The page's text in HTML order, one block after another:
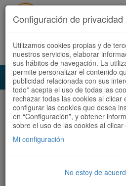
Acceder Registrate ahora
Audioruta Todas las rutas
Todas las rutas
Filtrar las rutas
Configuración de privacidad
Utilizamos cookies propias y de
nuestros servicios, elaborar
sus hábitos de navegación. La
permite personalizar el contenido
publicidad relacionada con sus
todo” acepta el uso de todas las
rechazar todas las cookies al clicar
configurar las cookies que desea
en “Configuración”, y obtener
sobre el uso de las cookies al clicar
Mi configuración
No estoy de